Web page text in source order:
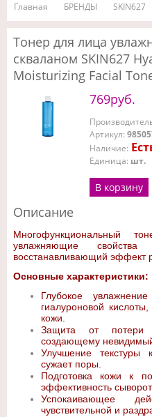
Главная БРЕНДЫ SKIN627
Тонер для лица
скваланом SKIN627
Moisturizing Facial
769руб.
Артикул:
Наличие:
Единица: шт.
В корзину
Описание
Многофункциональный
увлажняющие
восстанавливающий эффект
Основные характеристики:
Глубокое
гиалуроновой
кожи.
Защита от потери
создающему
Улучшение текстуры
сужает поры.
Подготовка кожи к
эффективность
Успокаивающее
чувствительной и